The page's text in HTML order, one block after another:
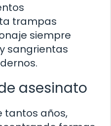
trampas
siempre
sangrientas
asesinato
tantos años,